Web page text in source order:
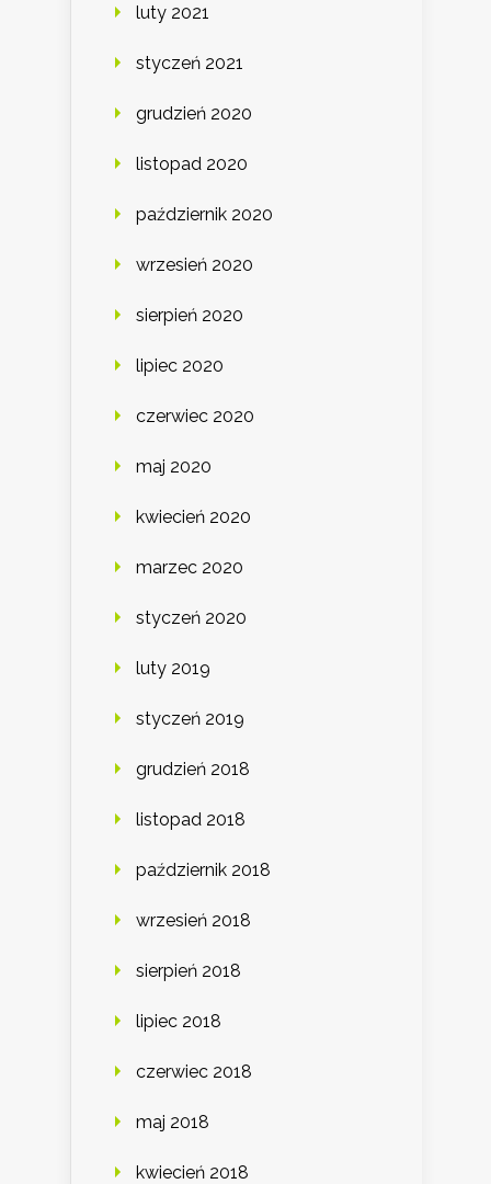
luty 2021
styczeń 2021
grudzień 2020
listopad 2020
październik 2020
wrzesień 2020
sierpień 2020
lipiec 2020
czerwiec 2020
maj 2020
kwiecień 2020
marzec 2020
styczeń 2020
luty 2019
styczeń 2019
grudzień 2018
listopad 2018
październik 2018
wrzesień 2018
sierpień 2018
lipiec 2018
czerwiec 2018
maj 2018
kwiecień 2018